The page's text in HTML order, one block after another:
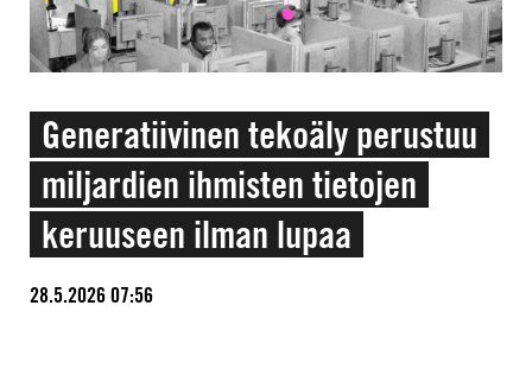
Generatiivinen tekoäly perustuu
miljardien ihmisten tietojen
keruuseen ilman lupaa
28.5.2026 07:56